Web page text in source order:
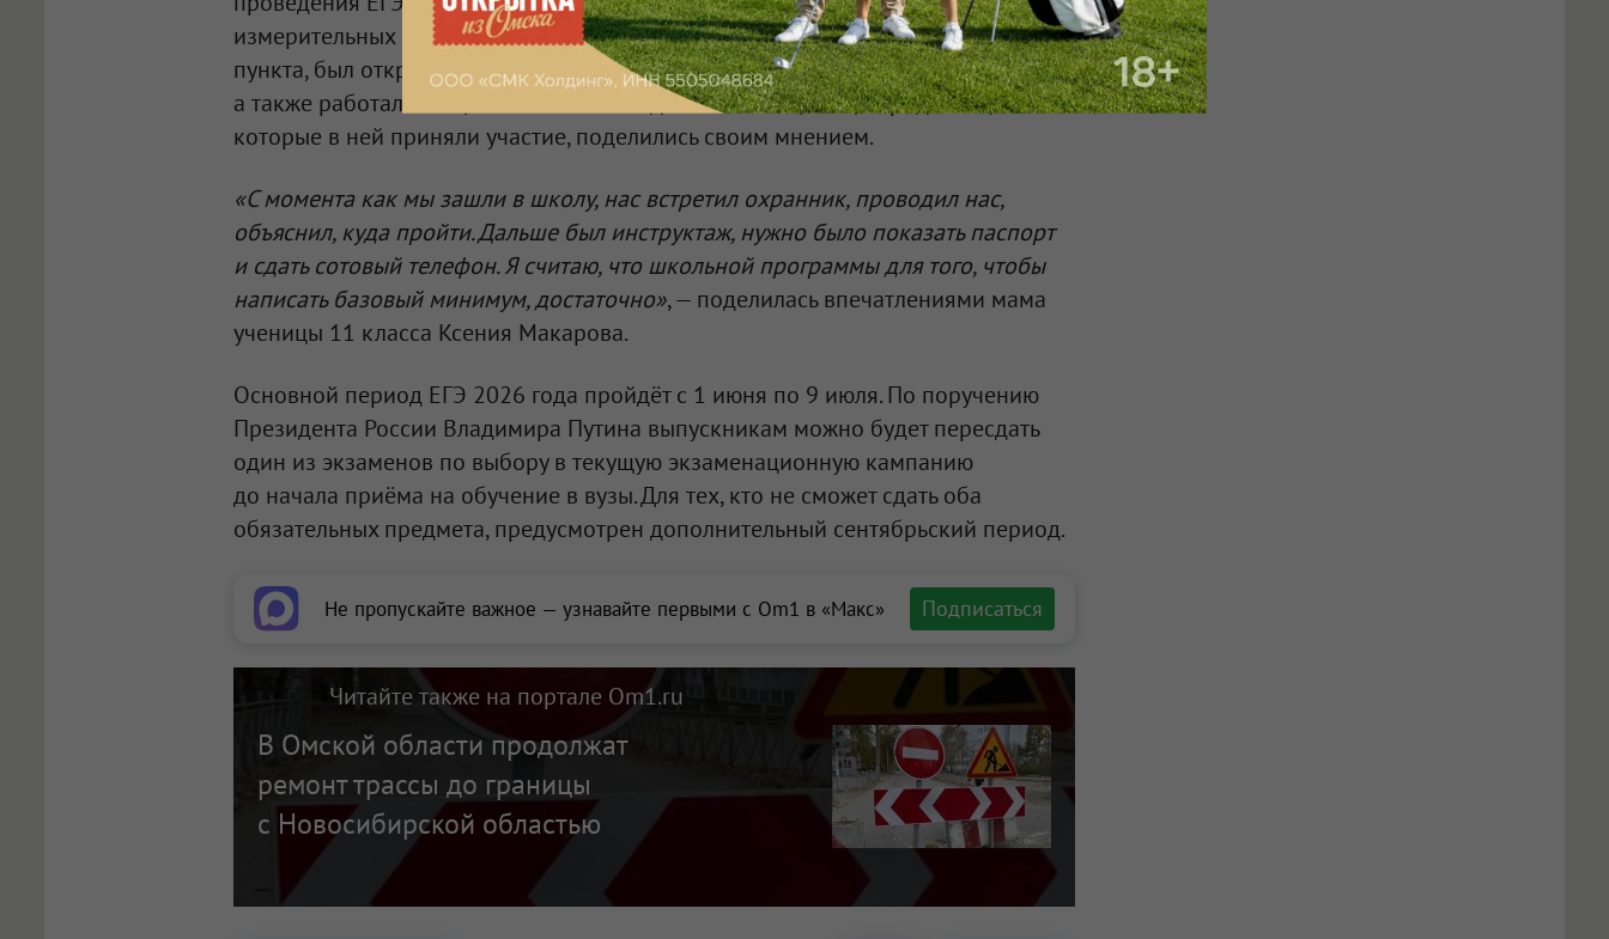
измерительных материалов. Во время ЕГЭ с родителями действовал штаб
пункта, был открыт медицинский кабинет, организовано место для СМИ,
а также работали общественные наблюдатели. В конце акции родители,
которые в ней приняли участие, поделились своим мнением.
«С момента как мы зашли в школу, нас встретил охранник, проводил нас,
объяснил, куда пройти. Дальше был инструктаж, нужно было показать паспорт
и сдать сотовый телефон. Я считаю, что школьной программы для того, чтобы
написать базовый минимум, достаточно», — поделилась впечатлениями мама
ученицы 11 класса Ксения Макарова.
Основной период ЕГЭ 2026 года пройдёт с 1 июня по 9 июля. По поручению
Президента России Владимира Путина выпускникам можно будет пересдать
один из экзаменов по выбору в текущую экзаменационную кампанию
до начала приёма на обучение в вузы. Для тех, кто не сможет сдать оба
обязательных предмета, предусмотрен дополнительный сентябрьский период.
Не пропускайте важное — узнавайте первыми с Om1 в «Макс» Подписаться
Читайте также на портале Om1.ru
В Омской области продолжат
ремонт трассы до границы
с Новосибирской областью